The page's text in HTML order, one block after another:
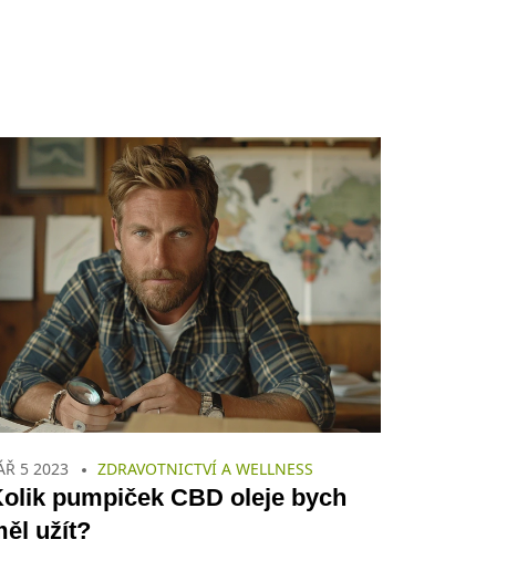
5 2023 ZDRAVOTNICTVÍ A WELLNESS
pumpiček CBD oleje bych
užít?